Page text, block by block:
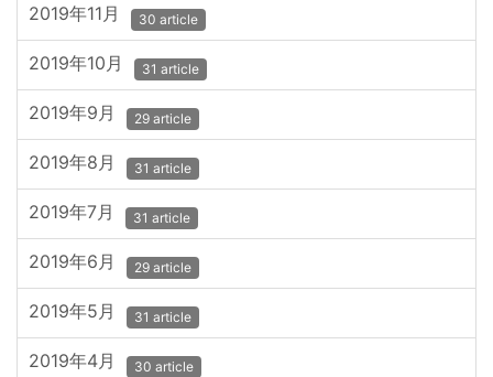
2019年11月 30 article
2019年10月 31 article
2019年9月 29 article
2019年8月 31 article
2019年7月 31 article
2019年6月 29 article
2019年5月 31 article
2019年4月 30 article